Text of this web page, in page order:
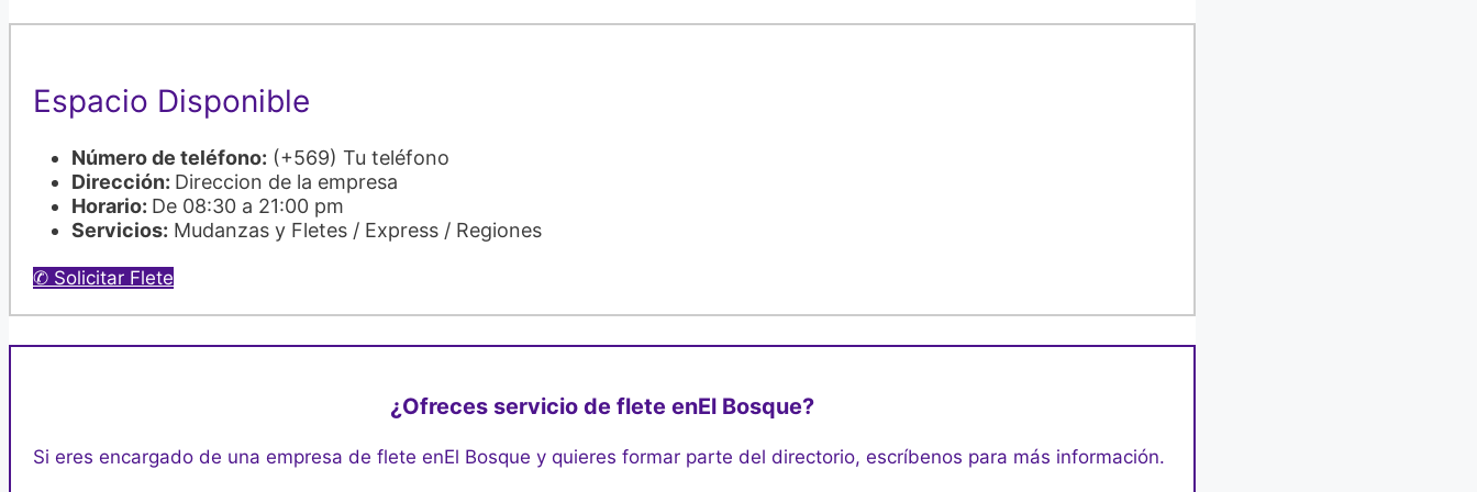
Espacio Disponible
Número de teléfono: (+569) Tu teléfono
Dirección: Direccion de la empresa
Horario: De 08:30 a 21:00 pm
Servicios: Mudanzas y Fletes / Express / Regiones
✆ Solicitar Flete
¿Ofreces servicio de flete enEl Bosque?
Si eres encargado de una empresa de flete enEl Bosque y quieres formar parte del directorio, escríbenos para más información.